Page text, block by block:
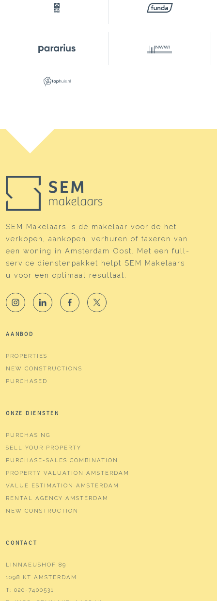
SEM Makelaars is dé makelaar voor de het
verkopen, aankopen, verhuren of taxeren van
een woning in Amsterdam Oost. Met een full-
service dienstenpakket helpt SEM Makelaars
u voor een optimaal resultaat.
AANBOD
PROPERTIES
NEW CONSTRUCTIONS
PURCHASED
ONZE DIENSTEN
PURCHASING
SELL YOUR PROPERTY
PURCHASE-SALES COMBINATION
PROPERTY VALUATION AMSTERDAM
VALUE ESTIMATION AMSTERDAM
RENTAL AGENCY AMSTERDAM
NEW CONSTRUCTION
CONTACT
LINNAEUSHOF 89
1098 KT AMSTERDAM
T: 020-7400531